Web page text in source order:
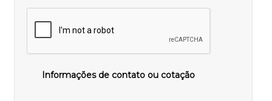
Informações de contato ou cotação